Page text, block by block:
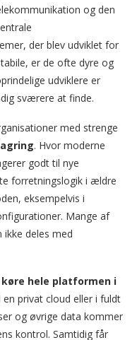
og den
der blev udviklet for
er de ofte dyre og
udviklere er
sværere at finde.
med strenge
. Hvor moderne
godt til nye
forretningslogik i ældre
eksempelvis i
Mange af
ikke deles med
køre hele platformen i
en privat cloud eller i fuldt
og øvrige data kommer
kontrol. Samtidig får